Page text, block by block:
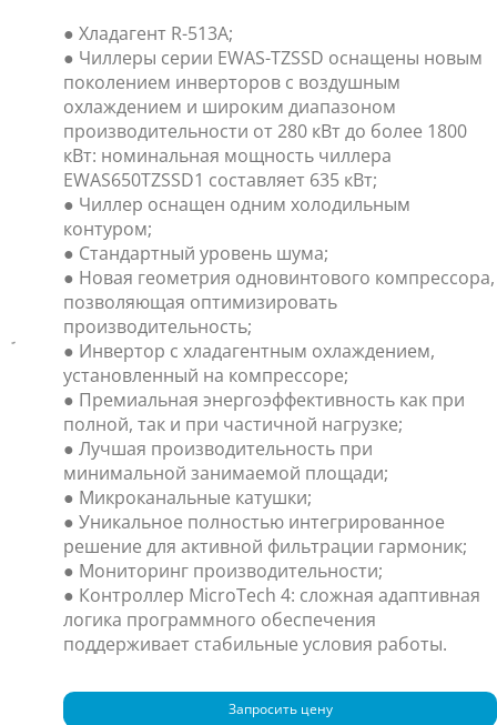
● Хладагент R-513A;
● Чиллеры серии EWAS-TZSSD оснащены новым
поколением инверторов с воздушным
охлаждением и широким диапазоном
производительности от 280 кВт до более 1800
кВт: номинальная мощность чиллера
EWAS650TZSSD1 составляет 635 кВт;
● Чиллер оснащен одним холодильным
контуром;
● Стандартный уровень шума;
● Новая геометрия одновинтового компрессора,
позволяющая оптимизировать
производительность;
● Инвертор с хладагентным охлаждением,
установленный на компрессоре;
● Премиальная энергоэффективность как при
полной, так и при частичной нагрузке;
● Лучшая производительность при
минимальной занимаемой площади;
● Микроканальные катушки;
● Уникальное полностью интегрированное
решение для активной фильтрации гармоник;
● Мониторинг производительности;
● Контроллер MicroTech 4: сложная адаптивная
логика программного обеспечения
поддерживает стабильные условия работы.
Запросить цену